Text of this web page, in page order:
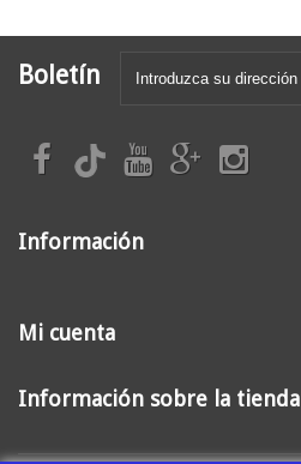
Boletín
Información
Mi cuenta
Información sobre la tienda